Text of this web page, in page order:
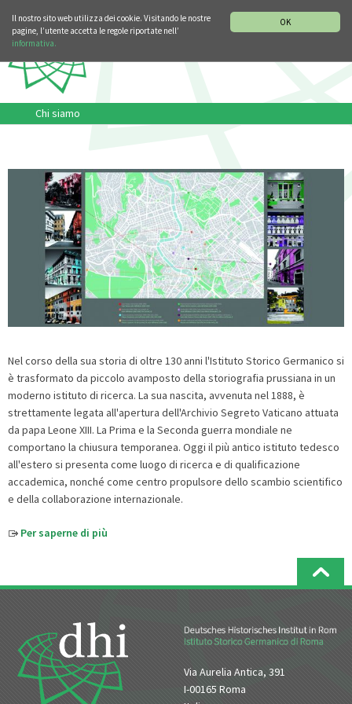
OK
Il nostro sito web utilizza dei cookie. Visitando le nostre
pagine, l’utente accetta le regole riportate nell’
informativa.
Chi siamo
Nel corso della sua storia di oltre 130 anni l'Istituto Storico Germanico si
è trasformato da piccolo avamposto della storiografia prussiana in un
moderno istituto di ricerca. La sua nascita, avvenuta nel 1888, è
strettamente legata all'apertura dell'Archivio Segreto Vaticano attuata
da papa Leone XIII. La Prima e la Seconda guerra mondiale ne
comportano la chiusura temporanea. Oggi il più antico istituto tedesco
all'estero si presenta come luogo di ricerca e di qualificazione
accademica, nonché come centro propulsore dello scambio scientifico
e della collaborazione internazionale.
Per saperne di più
Via Aurelia Antica, 391
I-00165 Roma